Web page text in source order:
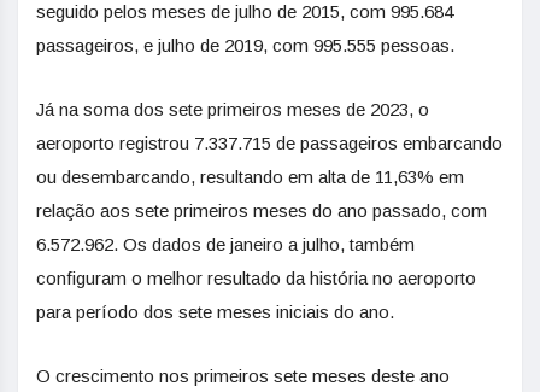
seguido pelos meses de julho de 2015, com 995.684
passageiros, e julho de 2019, com 995.555 pessoas.
Já na soma dos sete primeiros meses de 2023, o
aeroporto registrou 7.337.715 de passageiros embarcando
ou desembarcando, resultando em alta de 11,63% em
relação aos sete primeiros meses do ano passado, com
6.572.962. Os dados de janeiro a julho, também
configuram o melhor resultado da história no aeroporto
para período dos sete meses iniciais do ano.
O crescimento nos primeiros sete meses deste ano